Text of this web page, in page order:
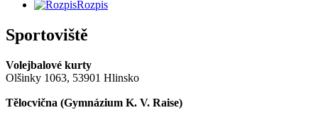
Rozpis
Sportoviště
Volejbalové kurty
Olšinky 1063, 53901 Hlinsko
Tělocvična (Gymnázium K. V. Raise)